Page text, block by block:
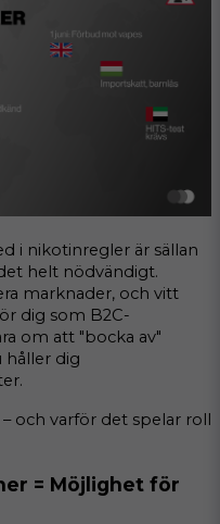
i nikotinregler är sällan
helt nödvändigt.
marknader, och vitt
dig som B2C-
om att "bocka av"
håller dig
och varför det spelar roll
= Möjlighet för